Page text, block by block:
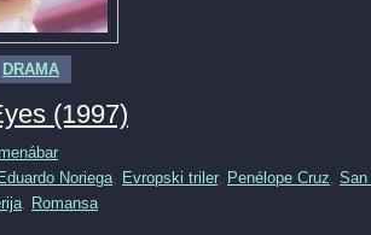
DRAMA
(1997)
Eduardo Noriega, Evropski triler, Penélope Cruz,
, Romansa